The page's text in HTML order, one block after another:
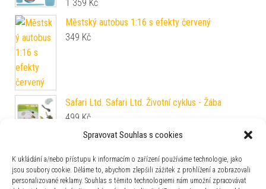
Spravovat Souhlas s cookies
K ukládání a/nebo přístupu k informacím o zařízení používáme technologie, jako
jsou soubory cookie. Děláme to, abychom zlepšili zážitek z prohlížení a zobrazovali
personalizované reklamy. Souhlas s těmito technologiemi nám umožní zpracovávat
1 359 Kč
Městský autobus 1:16 s efekty červený
349 Kč
Safari Ltd. Safari Ltd. Životní cyklus - Žába
499 Kč
419Kč